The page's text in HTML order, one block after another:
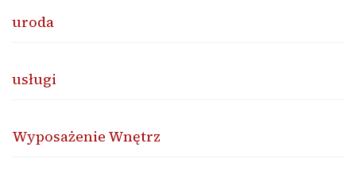
uroda
usługi
Wyposażenie Wnętrz